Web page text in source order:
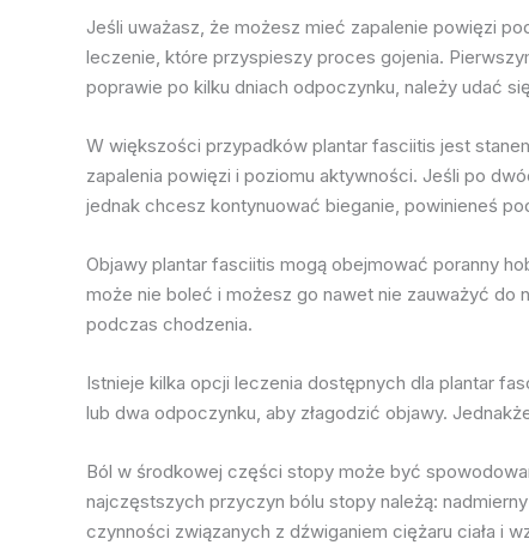
Jeśli uważasz, że możesz mieć zapalenie powięzi
leczenie, które przyspieszy proces gojenia.
poprawie po kilku dniach odpoczynku, należy udać
W większości przypadków plantar fasciitis jest
zapalenia powięzi i poziomu aktywności. Jeśli po
jednak chcesz kontynuować bieganie, powinieneś
Objawy plantar fasciitis mogą obejmować poranny
może nie boleć i możesz go nawet nie zauważyć
podczas chodzenia.
Istnieje kilka opcji leczenia dostępnych dla plantar
lub dwa odpoczynku, aby złagodzić objawy.
Ból w środkowej części stopy może być
najczęstszych przyczyn bólu stopy należą:
czynności związanych z dźwiganiem ciężaru ciała i